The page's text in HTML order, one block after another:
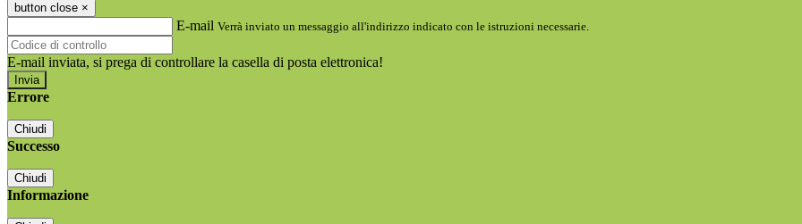
button close ×
E-mail Verrà inviato un messaggio all'indirizzo indicato con le istruzioni necessarie.
E-mail inviata, si prega di controllare la casella di posta elettronica!
Errore
Chiudi
Successo
Chiudi
Informazione